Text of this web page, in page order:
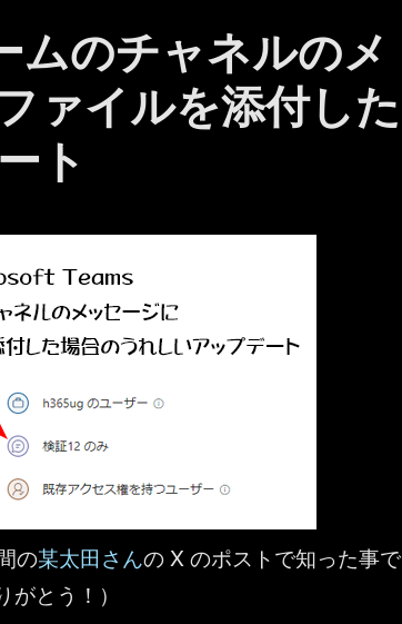
のチャネルのメ
ァイルを添付した
ト
の某太田さんの X のポストで知った事で
とう！）